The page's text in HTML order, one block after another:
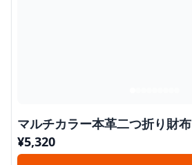
マルチカラー本革二つ折り財布
¥5,320